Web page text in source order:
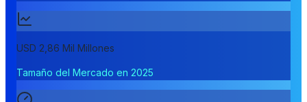
USD 2,86 Mil Millones
Tamaño del Mercado en 2025